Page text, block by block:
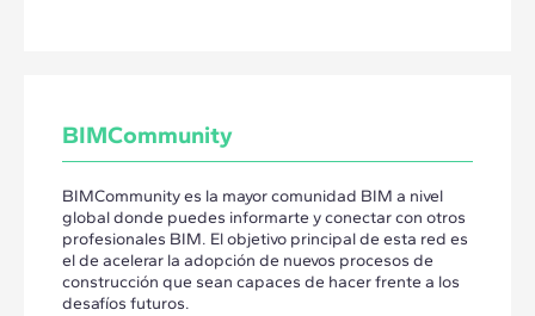
BIMCommunity
BIMCommunity es la mayor comunidad BIM a nivel
global donde puedes informarte y conectar con otros
profesionales BIM. El objetivo principal de esta red es
el de acelerar la adopción de nuevos procesos de
construcción que sean capaces de hacer frente a los
desafíos futuros.